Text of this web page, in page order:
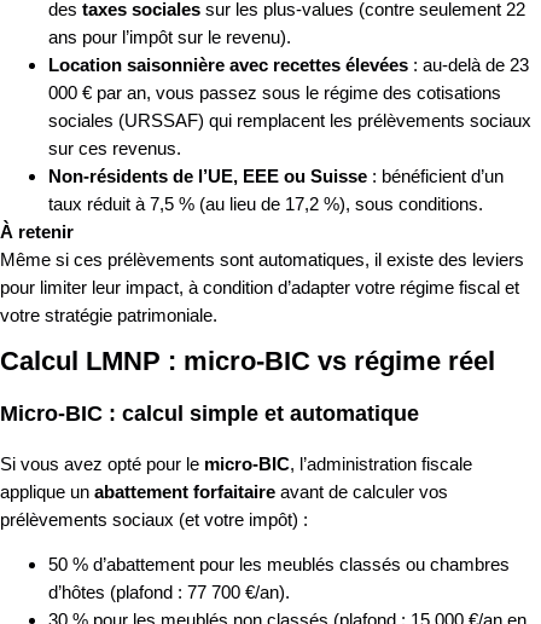
des taxes sociales sur les plus-values (contre seulement 22
ans pour l’impôt sur le revenu).
Location saisonnière avec recettes élevées : au-delà de 23
000 € par an, vous passez sous le régime des cotisations
sociales (URSSAF) qui remplacent les prélèvements sociaux
sur ces revenus.
Non-résidents de l’UE, EEE ou Suisse : bénéficient d’un
taux réduit à 7,5 % (au lieu de 17,2 %), sous conditions.
À retenir
Même si ces prélèvements sont automatiques, il existe des leviers
pour limiter leur impact, à condition d’adapter votre régime fiscal et
votre stratégie patrimoniale.
Calcul LMNP : micro-BIC vs régime réel
Micro-BIC : calcul simple et automatique
Si vous avez opté pour le micro-BIC, l’administration fiscale
applique un abattement forfaitaire avant de calculer vos
prélèvements sociaux (et votre impôt) :
50 % d’abattement pour les meublés classés ou chambres
d’hôtes (plafond : 77 700 €/an).